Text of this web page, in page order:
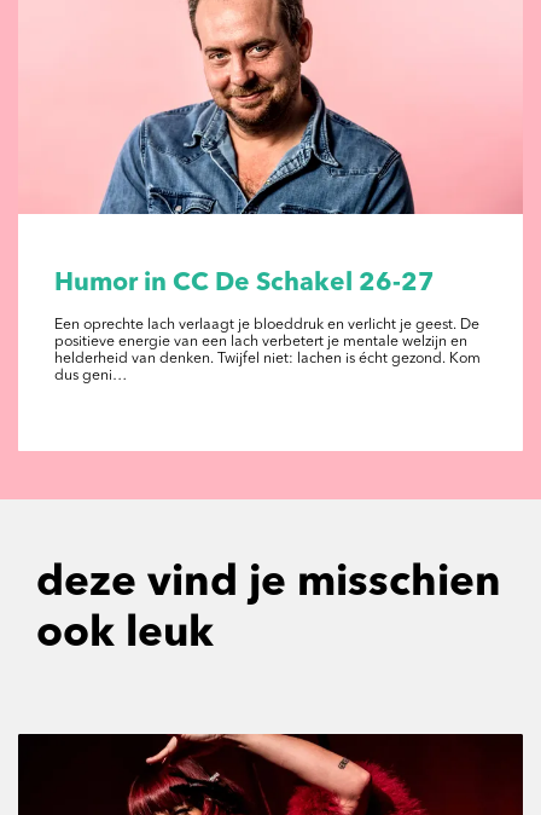
Humor in CC De Schakel 26-27
Een oprechte lach verlaagt je bloeddruk en verlicht je geest. De
positieve energie van een lach verbetert je mentale welzijn en
helderheid van denken. Twijfel niet: lachen is écht gezond. Kom
dus geni…
deze vind je misschien
ook leuk